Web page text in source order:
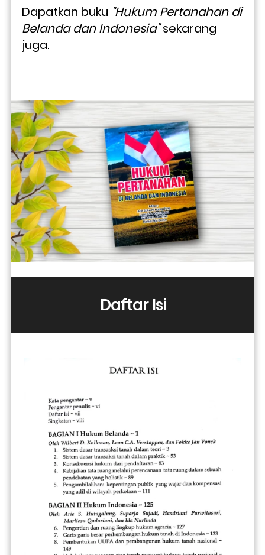
Dapatkan buku "Hukum Pertanahan di
Belanda dan Indonesia" sekarang
juga.
Daftar Isi